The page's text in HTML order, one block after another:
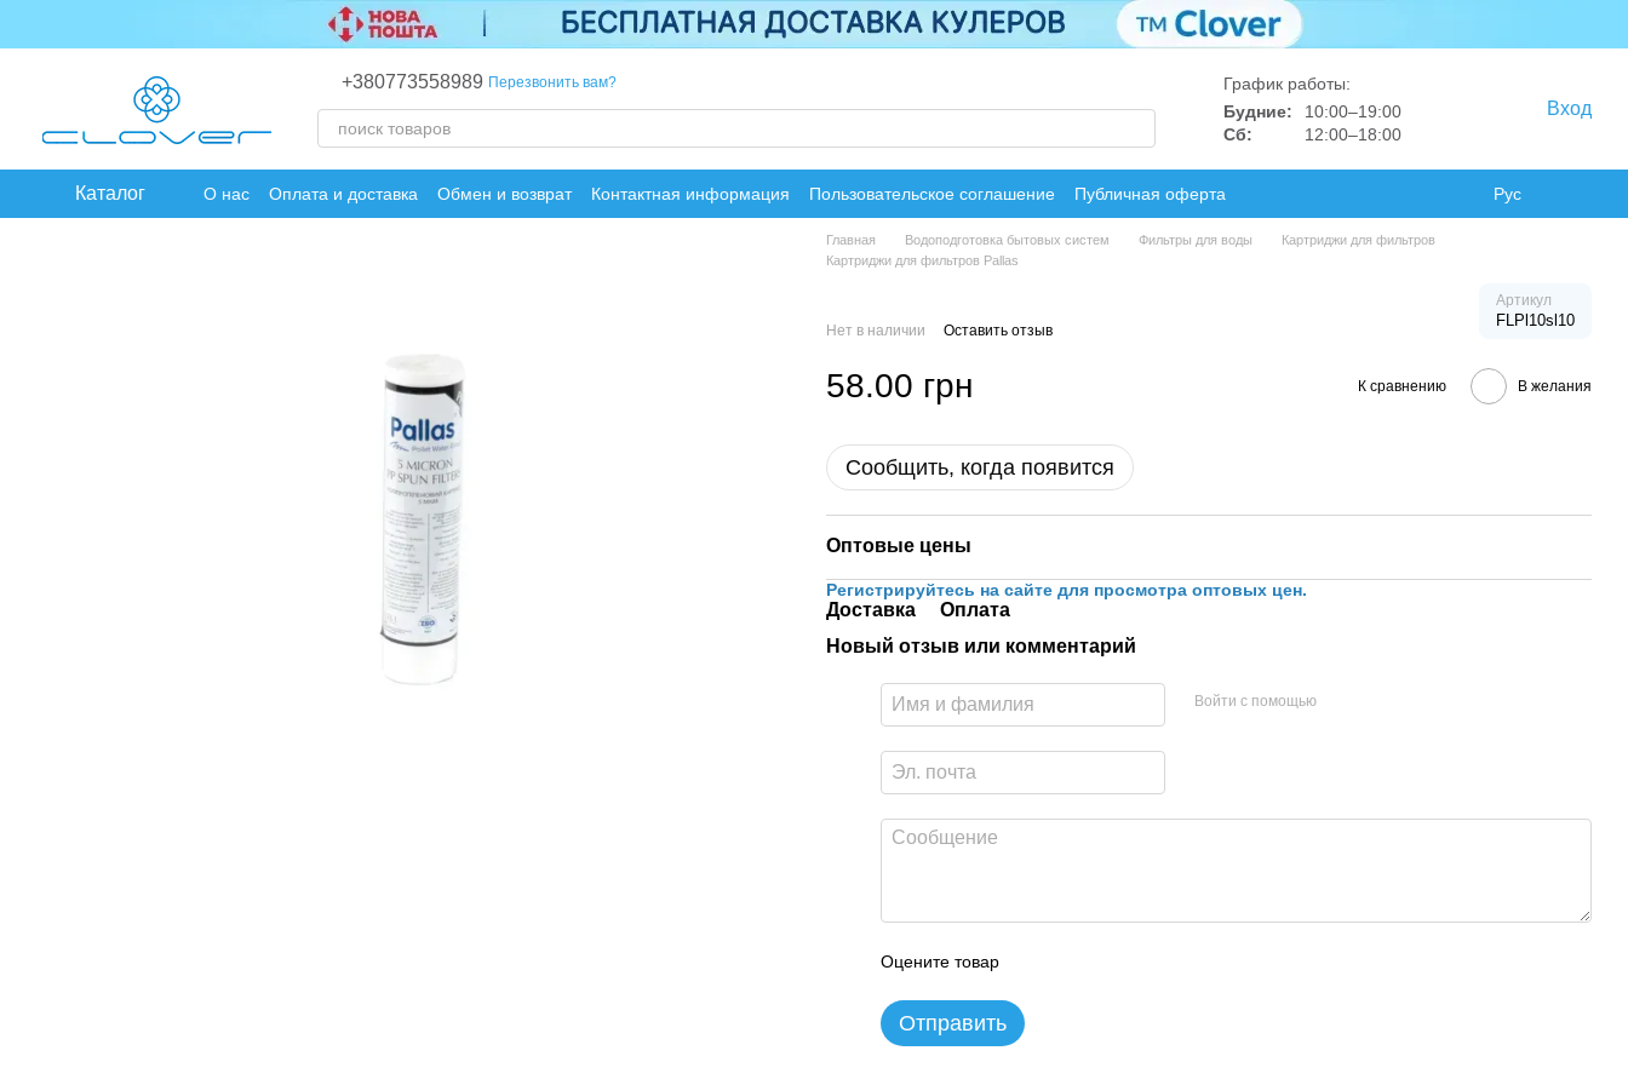
+380773558989 Перезвонить вам?
График работы:
Будние:
10:00–19:00
Сб:
12:00–18:00
Вход
Каталог О нас Оплата и доставка Обмен и возврат Контактная информация Пользовательское соглашение Публичная оферта Рус
Главная Водоподготовка бытовых систем Фильтры для воды
Картриджи для фильтров
Картриджи для фильтров Pallas
Артикул
FLPl10sl10
Нет в наличии Оставить отзыв
58.00 грн К сравнению В желания
Сообщить, когда появится
Оптовые цены
Регистрируйтесь на сайте для просмотра оптовых цен.
Доставка
Оплата
Новый отзыв или комментарий
Войти с помощью
Оцените товар
Отправить